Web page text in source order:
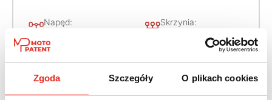
Zgoda Szczegóły O plikach cookies
Napęd:
Skrzynia:
Paliwo:
Benzyna
Moc (KM):